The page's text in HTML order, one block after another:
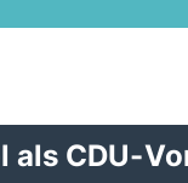
als CDU-